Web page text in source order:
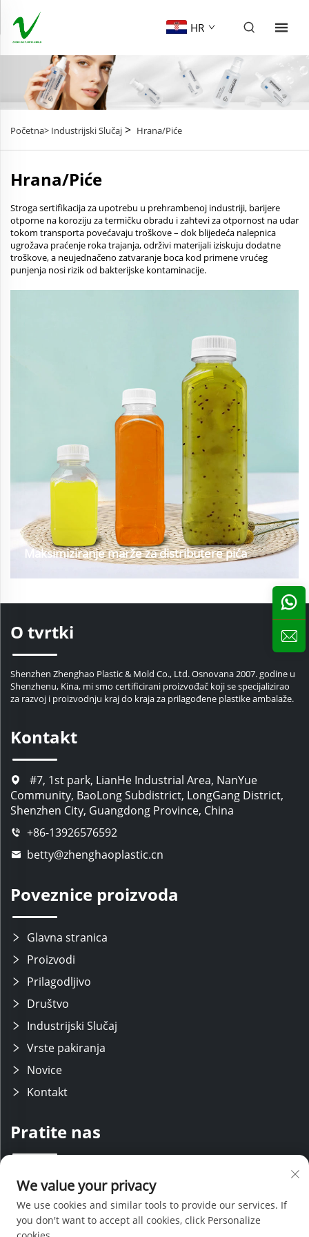
HR
Početna> Industrijski Slučaj > Hrana/Piće
Hrana/piće
Stroga sertifikacija za upotrebu u prehrambenoj industriji, barijere
otporne na koroziju za termičku obradu i zahtevi za otpornost na udar
tokom transporta povećavaju troškove – dok blijedeća nalepnica
ugrožava praćenje roka trajanja, održivi materijali iziskuju dodatne
troškove, a neujednačeno zatvaranje boca kod primene vrućeg
punjenja nosi rizik od bakterijske kontaminacije.
Maksimiziranje marže za distributere pića
stopama oštećenja – 9% lomljenja tijekom prijevoza s okruglim
O tvrtki
Shenzhen Zhenghao Plastic & Mold Co., Ltd. Osnovana 2007. godine u
Shenzhenu, Kina, mi smo certificirani proizvođač koji se specijalizirao
za razvoj i proizvodnju kraj do kraja za prilagođene plastike ambalaže.
Kontakt
#7, 1st park, LianHe Industrial Area, NanYue
Community, BaoLong Subdistrict, LongGang District,
Shenzhen City, Guangdong Province, China
+86-13926576592
betty@zhenghaoplastic.cn
Poveznice proizvoda
Glavna stranica
Proizvodi
Prilagodljivo
Društvo
Industrijski Slučaj
Vrste pakiranja
Novice
Kontakt
Pratite nas
Održavamo stručni istraživačko-razvojni tim s modernim proizvodnim
linijama, uz podršku iskusnih prodajnih i servisnih osoblja. Koristeći
naše tehničko znanje i konkurentne cijene, pružamo sveobuhvatnu
podršku za projekte prilagođenog dizajna.
We value your privacy
We use cookies and similar tools to provide our services. If
you don't want to accept all cookies, click Personalize